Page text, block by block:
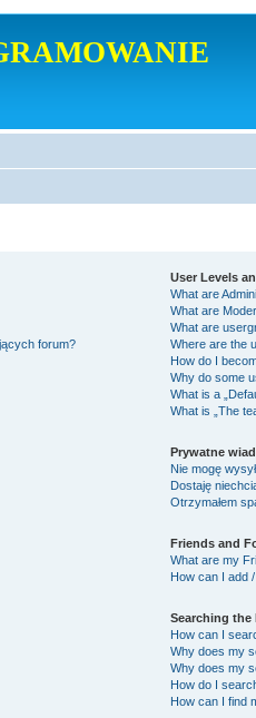
forum?
User Levels
What are
What are
What are
Where are the
How do I
Why do some
What is a
What is „The
Prywatne
Nie mogę
Dostaję
Otrzymałem
Friends and
What are my
How can I add
Searching the
How can I
Why does my
Why does my
How do I
How can I find